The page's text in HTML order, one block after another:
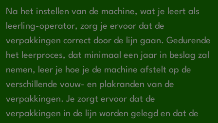
Na het instellen van de machine, wat je leert als
leerling-operator, zorg je ervoor dat de
verpakkingen correct door de lijn gaan. Gedurende
het leerproces, dat minimaal een jaar in beslag zal
nemen, leer je hoe je de machine afstelt op de
verschillende vouw- en plakranden van de
verpakkingen. Je zorgt ervoor dat de
verpakkingen in de lijn worden gelegd en dat de